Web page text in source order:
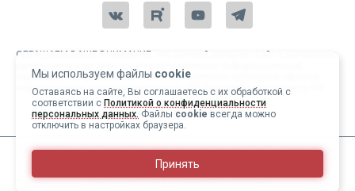
1
Мы используем файлы cookie
Оставаясь на сайте, Вы соглашаетесь с их обработкой с
соответствии с Политикой о конфиденциальности
персональных данных. Файлы cookie всегда можно
отключить в настройках браузера.
Принять
ОБРАЩАЕМ ВАШЕ ВНИМАНИЕ, что данный интернет-сайт и материалы,
характер и ни при каких условиях не являются публичной офертой,
определяемой положениями статьи 437 Гражданского кодекса РФ.
Copyright 2004-2026 © Армед
ИМЕЮТСЯ ПРОТИВОПОКАЗАНИЯ, ПЕРЕД ИСПОЛЬЗОВАНИЕМ
НЕОБХОДИМО ОЗНАКОМИТЬСЯ С ИНСТРУКЦИЕЙ И
ПРОКОНСУЛЬТИРОВАТЬСЯ С ВРАЧОМ